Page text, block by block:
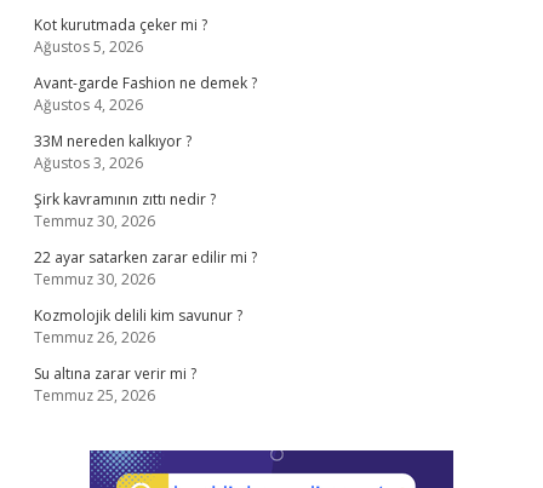
Kot kurutmada çeker mi ?
Ağustos 5, 2026
Avant-garde Fashion ne demek ?
Ağustos 4, 2026
33M nereden kalkıyor ?
Ağustos 3, 2026
Şirk kavramının zıttı nedir ?
Temmuz 30, 2026
22 ayar satarken zarar edilir mi ?
Temmuz 30, 2026
Kozmolojik delili kim savunur ?
Temmuz 26, 2026
Su altına zarar verir mi ?
Temmuz 25, 2026